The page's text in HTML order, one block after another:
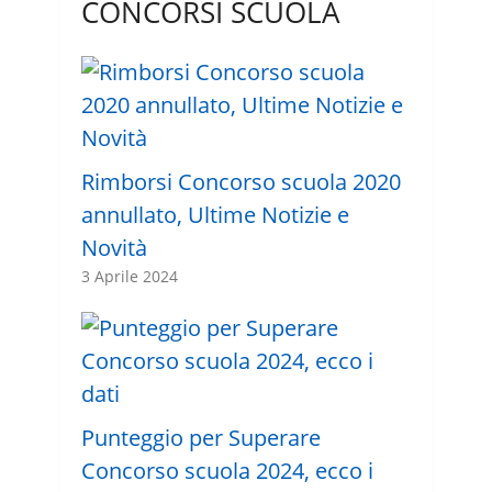
CONCORSI SCUOLA
Rimborsi Concorso scuola 2020
annullato, Ultime Notizie e
Novità
3 Aprile 2024
Punteggio per Superare
Concorso scuola 2024, ecco i